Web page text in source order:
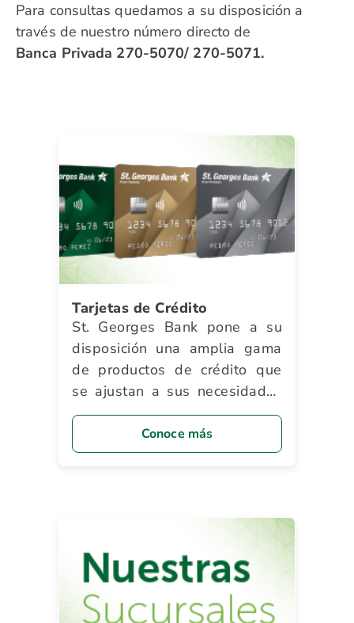
Para consultas quedamos a su disposición a
través de nuestro número directo de
Banca Privada 270-5070/ 270-5071.
Tarjetas de Crédito
St. Georges Bank pone a su
disposición una amplia gama
de productos de crédito que
se ajustan a sus necesidades
y le brindan innumerables
beneficios.Conoce más